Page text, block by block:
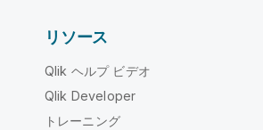
リソース
Qlik ヘルプ ビデオ
Qlik Developer
トレーニング